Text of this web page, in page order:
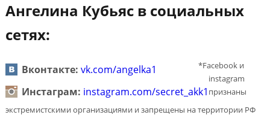
Ангелина Кубьяс в социальных
сетях:
Вконтакте: vk.com/angelka1
Инстаграм: instagram.com/secret_akk1
*Facebook и
instagram
признаны
экстремистскими организациями и запрещены на территории РФ